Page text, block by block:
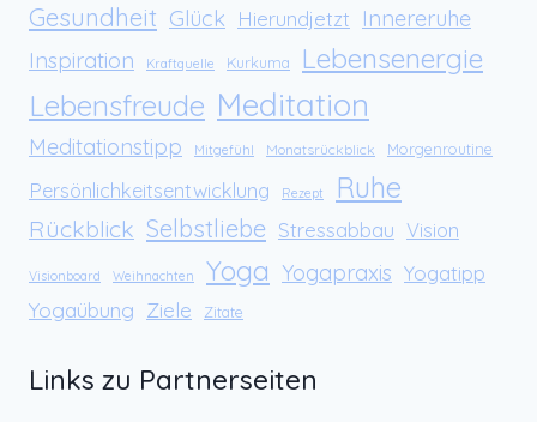
Gesundheit Glück Hierundjetzt
Innereruhe
Inspiration
Kraftquelle Kurkuma Lebensenergie
Lebensfreude Meditation
Meditationstipp Mitgefühl Monatsrückblick Morgenroutine
Persönlichkeitsentwicklung Rezept Ruhe
Rückblick Selbstliebe Stressabbau Vision
Visionboard Weihnachten Yoga Yogapraxis Yogatipp
Yogaübung Ziele Zitate
Links zu Partnerseiten